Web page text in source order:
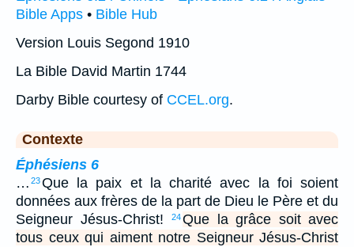
Bible Apps • Bible Hub
Version Louis Segond 1910
La Bible David Martin 1744
Darby Bible courtesy of CCEL.org.
Contexte
Éphésiens 6
… 23Que la paix et la charité avec la foi soient
données aux frères de la part de Dieu le Père et du
Seigneur Jésus-Christ!
24Que la grâce soit avec
tous ceux qui aiment notre Seigneur Jésus-Christ